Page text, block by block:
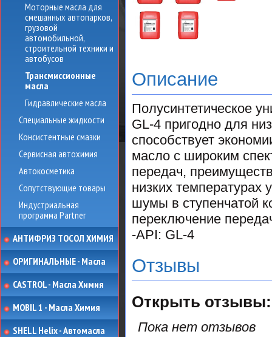
Моторные масла для
смешанных автопарков,
грузовой
автомобильной,
строительной техники и
автобусов
Трансмиссионные
масла
Гидравлические масла
Специальные жидкости
Консистентные смазки
Сервисная автохимия
Автокосметика
Сопутствующие товары
Индустриальная
программа Partner
АНТИФРИЗ ТОСОЛ ХИМИЯ
ОРИГИНАЛЬНЫЕ - Масла
CASTROL - Масла Химия
MOBIL 1 - Масла Химия
SHELL Helix - Автомасла
Описание
Полусинтетическое
GL-4 пригодно для
способствует
масло с широким
передач,
низких
шумы в ступенчатой
переключение
-API: GL-4
Отзывы
Открыть
Пока нет отзывов